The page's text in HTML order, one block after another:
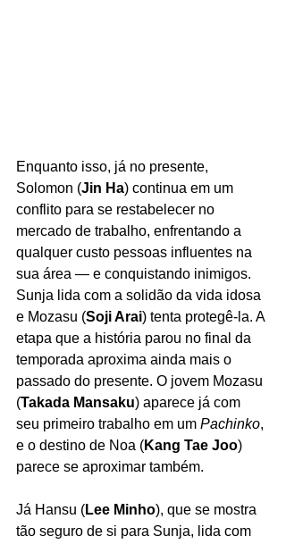
Enquanto isso, já no presente,
Solomon (Jin Ha) continua em um
conflito para se restabelecer no
mercado de trabalho, enfrentando a
qualquer custo pessoas influentes na
sua área — e conquistando inimigos.
Sunja lida com a solidão da vida idosa
e Mozasu (Soji Arai) tenta protegê-la. A
etapa que a história parou no final da
temporada aproxima ainda mais o
passado do presente. O jovem Mozasu
(Takada Mansaku) aparece já com
seu primeiro trabalho em um Pachinko,
e o destino de Noa (Kang Tae Joo)
parece se aproximar também.
Já Hansu (Lee Minho), que se mostra
tão seguro de si para Sunja, lida com